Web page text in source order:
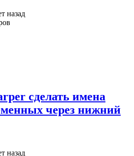
назад
сделать имена
через нижний
назад